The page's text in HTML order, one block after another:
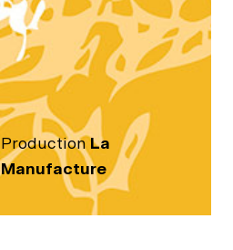
ProductionLa
Manufacture